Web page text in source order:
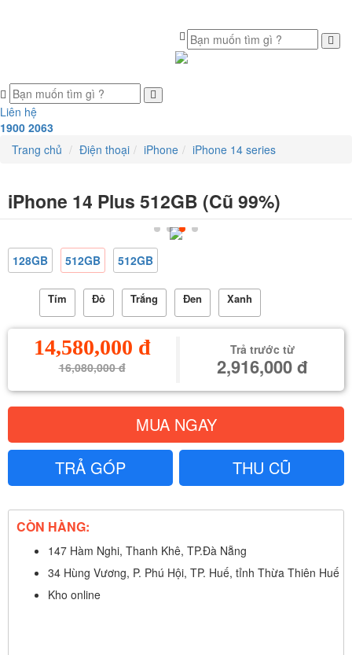
Liên hệ
1900 2063
Trang chủ
Điện thoại iPhone iPhone 14 series
iPhone 14 Plus 512GB (Cũ 99%)
128GB 512GB 512GB
Tím Đỏ Trắng Đen Xanh
14,580,000 đ
16,080,000 đ
Trả trước từ
2,916,000 đ
MUA NGAY
TRẢ GÓP
THU CŨ
CÒN HÀNG:
147 Hàm Nghi, Thanh Khê, TP.Đà Nẵng
34 Hùng Vương, P. Phú Hội, TP. Huế, tỉnh Thừa Thiên Huế
Kho online